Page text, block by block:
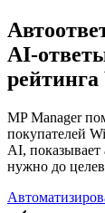
AI-
MP Manager
покупателей
AI, показывает
нужно до